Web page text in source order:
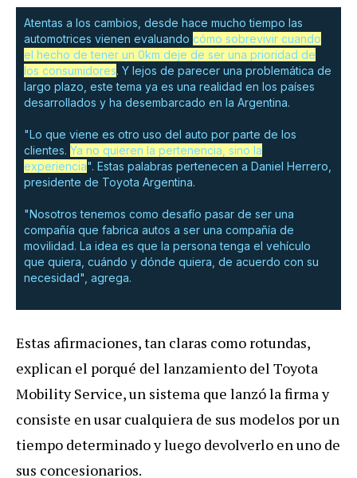
Atentas a los cambios, desde hace mucho tiempo las
automotrices vienen evaluando cómo sobrevivir cuando
el hecho de tener un 0km deje de ser una prioridad de
los consumidores. Y lejos de parecer una problemática de
largo plazo, este tema ya es una realidad en los países
desarrollados y ha desembarcado en la Argentina.
"Lo que viene es otro uso del auto por parte de los
clientes. Ya no quieren la pertenencia, sino la
experiencia". Estas palabras pertenecen a Daniel Herrero,
presidente de Toyota Argentina.
"Nosotros tenemos como desafío pasar de ser una
compañía que fabrica autos a ser una compañía de
movilidad. La idea es que la persona tenga el vehículo
que quiera, cuándo y dónde quiera, de acuerdo con su
necesidad", agrega.
Estas afirmaciones, tan claras como rotundas,
explican el porqué del lanzamiento del Toyota
Mobility Service, un sistema que lanzó la firma y
consiste en usar cualquiera de sus modelos por un
tiempo determinado y luego devolverlo en uno de
sus concesionarios.